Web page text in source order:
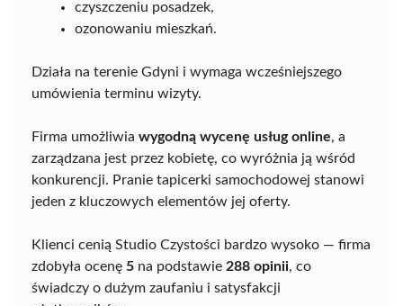
czyszczeniu posadzek,
ozonowaniu mieszkań.
Działa na terenie Gdyni i wymaga wcześniejszego
umówienia terminu wizyty.
Firma umożliwia wygodną wycenę usług online, a
zarządzana jest przez kobietę, co wyróżnia ją wśród
konkurencji. Pranie tapicerki samochodowej stanowi
jeden z kluczowych elementów jej oferty.
Klienci cenią Studio Czystości bardzo wysoko — firma
zdobyła ocenę 5 na podstawie 288 opinii, co
świadczy o dużym zaufaniu i satysfakcji